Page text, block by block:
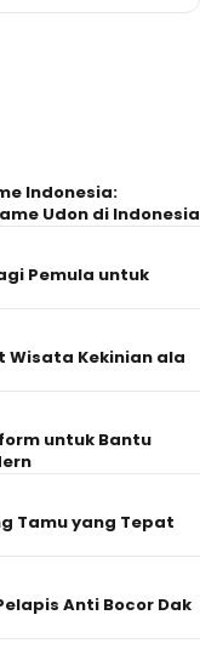
Indonesia:
Udon di Indonesia
Pemula untuk
Wisata Kekinian ala
untuk Bantu
Tamu yang Tepat
Anti Bocor Dak